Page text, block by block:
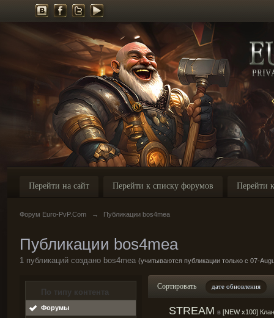
Перейти на сайт Перейти к списку форумов Перейти
Форум Euro-PvP.Com → Публикации bos4mea
Публикации bos4mea
1 публикаций создано bos4mea (учитываются публикации только с 07-
По типу контента
Форумы
Сортировать дате обновления
STREAM в [NEW x100]